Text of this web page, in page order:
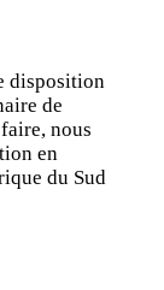
disposition
de
nous
en
du Sud